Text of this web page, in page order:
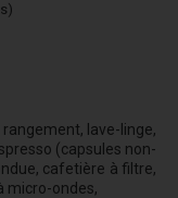
lave-linge,
(capsules non-
cafetière à filtre,
micro-ondes,